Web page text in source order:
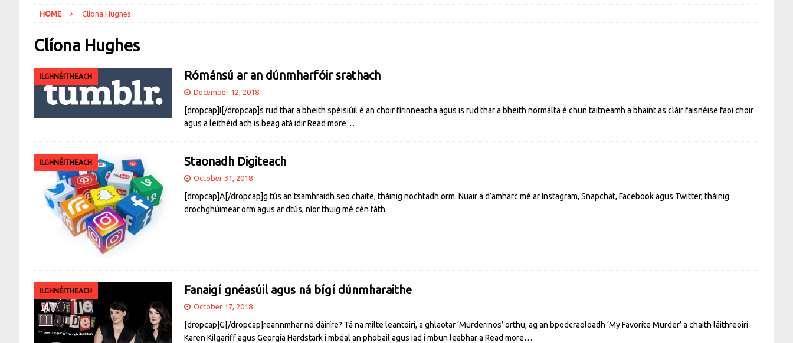
HOME Clíona Hughes
Clíona Hughes
ILGHNÉITHEACH Rómánsú ar an dúnmharfóir srathach
December 12, 2018
[dropcap]I[/dropcap]s rud thar a bheith spéisiúil é an choir fírinneacha agus is rud thar a bheith normálta é chun taitneamh a bhaint as cláir faisnéise faoi choir
agus a leithéid ach is beag atá idirRead more…
ILGHNÉITHEACH Staonadh Digiteach
October 31, 2018
[dropcap]A[/dropcap]g tús an tsamhraidh seo chaite, tháinig nochtadh orm. Nuair a d’amharc mé ar Instagram, Snapchat, Facebook agus Twitter, tháinig
drochghúimear orm agus ar dtús, níor thuig mé cén fáth.
ILGHNÉITHEACH Fanaigí gnéasúil agus ná bígí dúnmharaithe
October 17, 2018
[dropcap]G[/dropcap]reannmhar nó dáiríre? Tá na mílte leantóirí, a ghlaotar ‘Murderinos’ orthu, ag an bpodcraoloadh ‘My Favorite Murder’ a chaith láithreoirí
Karen Kilgariff agus Georgia Hardstark i mbéal an phobail agus iad i mbun leabhar a Read more…